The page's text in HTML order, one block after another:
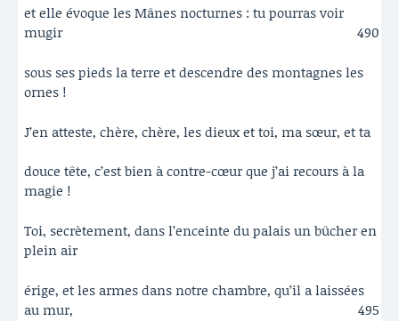
et elle évoque les Mânes nocturnes : tu pourras voir
mugir
490
sous ses pieds la terre et descendre des montagnes les
ornes !
J’en atteste, chère, chère, les dieux et toi, ma sœur, et ta
douce tête, c’est bien à contre-cœur que j’ai recours à la
magie !
Toi, secrètement, dans l’enceinte du palais un bûcher en
plein air
érige, et les armes dans notre chambre, qu’il a laissées
au mur,
495